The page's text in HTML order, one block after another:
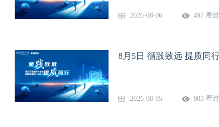
2026-08-06 497 看过
8月5日 循践致远 提质同
2026-08-05 983 看过